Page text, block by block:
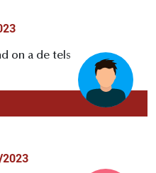
on a de tels